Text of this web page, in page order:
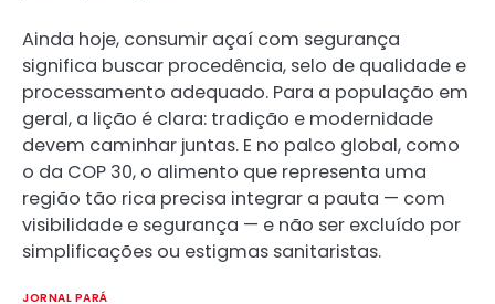
Ainda hoje, consumir açaí com segurança
significa buscar procedência, selo de qualidade e
processamento adequado. Para a população em
geral, a lição é clara: tradição e modernidade
devem caminhar juntas. E no palco global, como
o da COP 30, o alimento que representa uma
região tão rica precisa integrar a pauta — com
visibilidade e segurança — e não ser excluído por
simplificações ou estigmas sanitaristas.
JORNAL PARÁ